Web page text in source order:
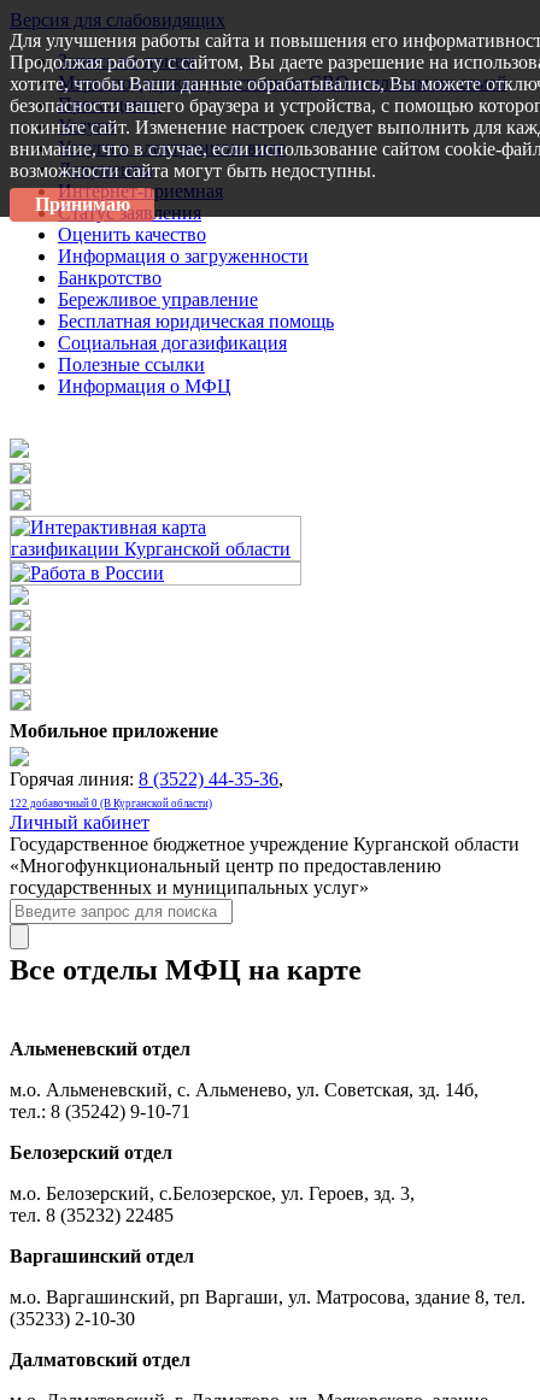
Версия для слабовидящих
Запись на прием
Меры поддержки участникам СВО и членам их семей
Пресс-центр
Услуги
Услуги в электронном виде
Документы
Интернет-приемная
Статус заявления
Оценить качество
Информация о загруженности
Банкротство
Бережливое управление
Бесплатная юридическая помощь
Социальная догазификация
Полезные ссылки
Информация о МФЦ
Мобильное приложение
Горячая линия: 8 (3522) 44-35-36,
122 добавочный 0 (В Курганской области)
Личный кабинет
Государственное бюджетное учреждение Курганской области
«Многофункциональный центр по предоставлению
государственных и муниципальных услуг»
Все отделы МФЦ на карте
Альменевский отдел
м.о. Альменевский, с. Альменево, ул. Советская, зд. 14б,
тел.: 8 (35242) 9-10-71
Белозерский отдел
м.о. Белозерский, с.Белозерское, ул. Героев, зд. 3,
тел. 8 (35232) 22485
Варгашинский отдел
м.о. Варгашинский, рп Варгаши, ул. Матросова, здание 8, тел.
(35233) 2-10-30
Далматовский отдел
Для улучшения работы сайта и повышения его
Продолжая работу с сайтом, Вы даете разрешение на
хотите, чтобы Ваши данные обрабатывались, Вы можете
безопасности вашего браузера и устройства, с помощью
покиньте сайт. Изменение настроек следует выполнить для
внимание, что в случае, если использование сайтом cookie-
возможности сайта могут быть недоступны.
Принимаю